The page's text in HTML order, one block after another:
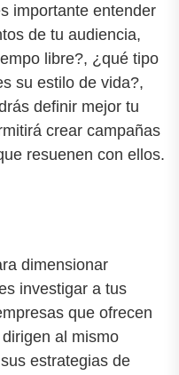
importante entender
de tu audiencia,
libre?, ¿qué tipo
su estilo de vida?,
definir mejor tu
crear campañas
resuenen con ellos.
dimensionar
investigar a tus
que ofrecen
al mismo
estrategias de